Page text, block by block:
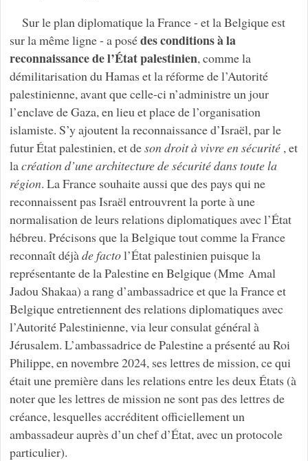
Sur le plan diplomatique la France - et la Belgique est
sur la même ligne - a posédes conditions à la
reconnaissance de l’État palestinien, comme la
démilitarisation du Hamas et la réforme de l’Autorité
palestinienne, avant que celle-ci n’administre un jour
l’enclave de Gaza, en lieu et place de l’organisation
islamiste. S’y ajoutent la reconnaissance d’Israël, par le
futur État palestinien, et deson droit à vivre en sécurité, et
lacréation d’une architecture de sécurité dans toute la
région. La France souhaite aussi que des pays qui ne
reconnaissent pas Israël entrouvrent la porte à une
normalisation de leurs relations diplomatiques avec l’État
hébreu. Précisons que la Belgique tout comme la France
reconnaît déjàde factol’État palestinien puisque la
représentante de la Palestine en Belgique (Mme Amal
Jadou Shakaa) a rang d’ambassadrice et que la France et
Belgique entretiennent des relations diplomatiques avec
l’Autorité Palestinienne, via leur consulat général à
Jérusalem. L’ambassadrice de Palestine a présenté au Roi
Philippe, en novembre 2024, ses lettres de mission, ce qui
était une première dans les relations entre les deux États (à
noter que les lettres de mission ne sont pas des lettres de
créance, lesquelles accréditent officiellement un
ambassadeur auprès d’un chef d’État, avec un protocole
particulier).